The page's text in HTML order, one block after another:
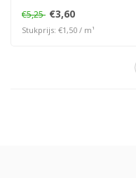
€5,25 €3,60
Stukprijs: €1,50 / m¹